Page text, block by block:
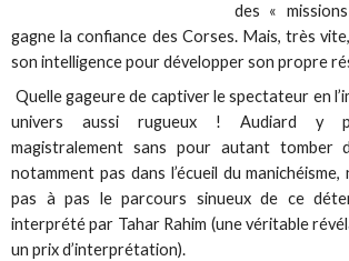
des «
gagne la confiance des Corses. Mais, très
son intelligence pour développer son propre
Quelle gageure de captiver le spectateur en
univers aussi rugueux ! Audiard y
magistralement sans pour autant tomber
notamment pas dans l’écueil du
pas à pas le parcours sinueux de ce
interprété par Tahar Rahim (une véritable
un prix d’interprétation).